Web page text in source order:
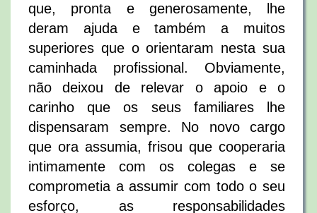
que, pronta e generosamente, lhe
deram ajuda e também a muitos
superiores que o orientaram nesta sua
caminhada profissional. Obviamente,
não deixou de relevar o apoio e o
carinho que os seus familiares lhe
dispensaram sempre. No novo cargo
que ora assumia, frisou que cooperaria
intimamente com os colegas e se
comprometia a assumir com todo o seu
esforço, as responsabilidades